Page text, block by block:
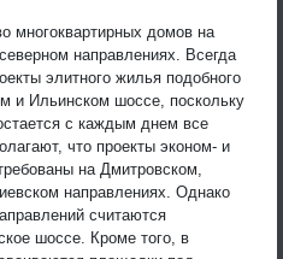
многоквартирных домов на
направлениях. Всегда
элитного жилья подобного
и Ильинском шоссе, поскольку
с каждым днем все
что проекты эконом- и
на Дмитровском,
направлениях. Однако
считаются
шоссе. Кроме того, в